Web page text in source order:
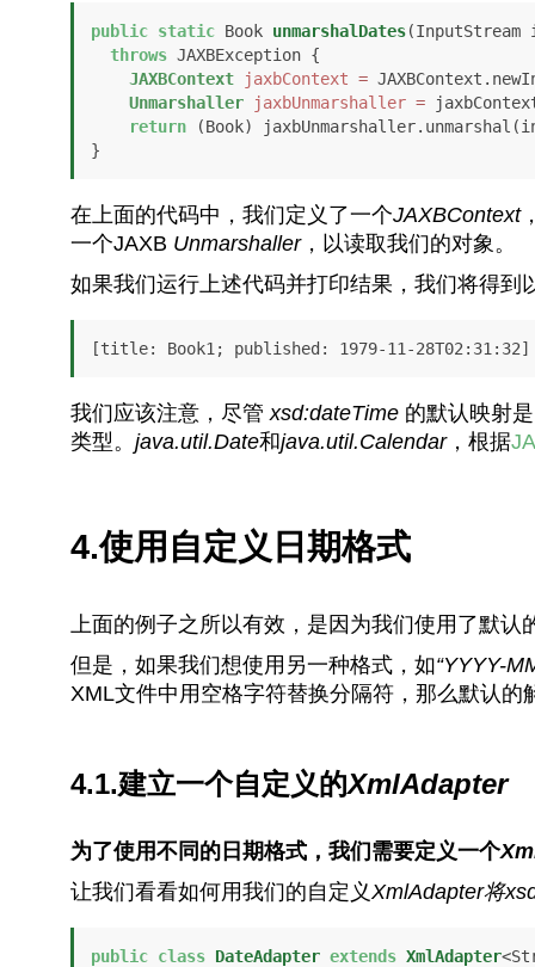
public static Book unmarshalDates
throws JAXBException {
JAXBContext
jaxbContext =
Unmarshaller
jaxbUnmarshaller =
return (Book)
}
在上面的代码中，我们定义了一个JAXBContext
一个JAXB Unmarshaller，以读取我们的对象。
如果我们运行上述代码并打印结果，我们将得到
[title: Book1; published: 1979-11-28T02:31:32]
我们应该注意，尽管 xsd:dateTime的默认映射
类型。 java.util.Date和java.util.Calendar，根据
4.使用自定义日期格式
上面的例子之所以有效，是因为我们使用了默认
但是，如果我们想使用另一种格式，如“YYYY-
XML文件中用空格字符替换分隔符，那么默认的
4.1.建立一个自定义的XmlAdapter
为了使用不同的日期格式，我们需要定义一个
让我们看看如何用我们的自定义XmlAdapter将
public class DateAdapter extends XmlAdapter